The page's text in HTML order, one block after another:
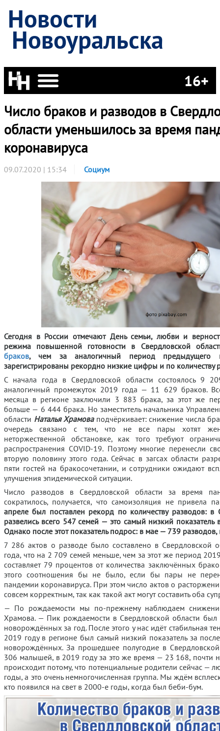
Новости
Новоуральска
16+
Число браков и разводов в
области уменьшилось за время
коронавируса
09.07.2020 | 15:34 Социум
Сегодня в России отмечают День семьи, любви и
режима повышенной готовности в Свердловской
браков, чем за аналогичный период
зарегистрированы рекордно низкие цифры и по количеству
С начала года в Свердловской области состоялось 9
аналогичный промежуток 2019 года — 11 629 браков.
месяца в регионе заключили 3 883 брака, за этот же
больше — 6 444 брака. Но заместитель начальника
области Наталья Храмоваподчёркивает: снижение числа
очередь связано с тем, что не все пары хотят
неторжественной обстановке, как того требуют
распространения COVID-19. Поэтому многие перенесли
вторую половину этого года. Сейчас в загсах области
пяти гостей на бракосочетании, и сотрудники ожидают
улучшения эпидемической ситуации.
Число разводов в Свердловской области за время
сократилось, получается, что самоизоляция не привела
апреле был поставлен рекорд по количеству разводов: в
развелись всего 547 семей — это самый низкий показатель
Однако после этот показатель подрос: в мае — 739
7 286 актов о разводе было составлено в Свердловской
года, что на 2 709 семей меньше, чем за этот же период
составляет 79 процентов от количества заключённых
этого соотношения бы не было, если бы пары не
пандемии коронавируса. При этом число актов о
совсем корректным, так как такой акт могут составить оба
— По рождаемости мы по-прежнему наблюдаем
Храмова. — Пик рождаемости в Свердловской области
новорождённых за год. После этого у нас идёт стабильная
2019 году в регионе был самый низкий показатель за
новорождённых. За прошедшее полугодие в
306 малышей, в 2019 году за это же время — 23 168, почти
происходит потому, что потенциальные родители сейчас —
годы, а это очень немногочисленная группа. Мы ждём
кто появился на свет в 2000-е годы, когда был беби-бум.